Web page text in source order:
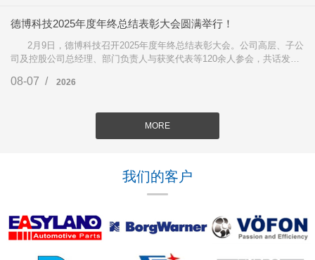
德博科技2025年度年终总结表彰大会圆满举行！
2月9日，德博科技召开2025年度年终总结表彰大会。公司高层、子公
司及控股公司总经理、部门负责人与获奖代表等120余人参会，共话发展
08-07 / 2026
MORE
我们的客户